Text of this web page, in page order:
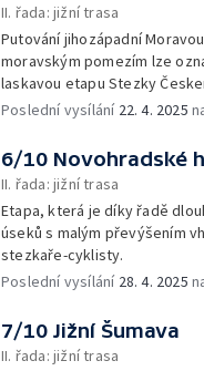
II. řada: jižní trasa
Putování jihozápadní
moravským pomezím lze
laskavou etapu Stezky
Poslední vysílání 22. 4. 2025
6/10 Novohradské
II. řada: jižní trasa
Etapa, která je díky řadě
úseků s malým převýšením
stezkaře-cyklisty.
Poslední vysílání 28. 4. 2025
7/10 Jižní Šumava
II. řada: jižní trasa